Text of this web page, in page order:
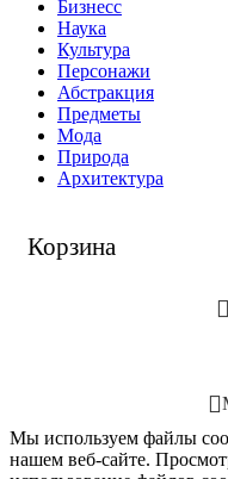
Бизнесс
Наука
Культура
Персонажи
Абстракция
Предметы
Мода
Природа
Архитектура
Корзина
Мы используем файлы
нашем веб-сайте.